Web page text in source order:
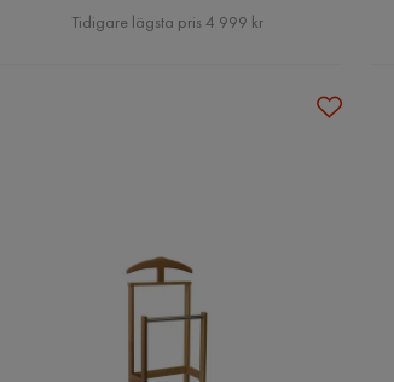
Pris
Tidigare lägsta pris 4 999 kr